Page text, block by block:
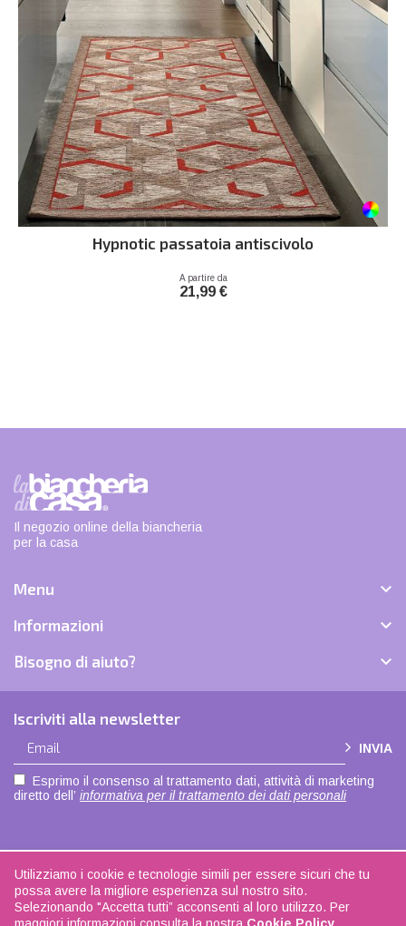
Hypnotic passatoia antiscivolo
A partire da
Prezzo
21,99 €
Il negozio online della biancheria
per la casa
Menu 
Informazioni 
Bisogno di aiuto? 
Iscriviti alla newsletter
INVIA
Esprimo il consenso al trattamento dati, attività di marketing
diretto dell’ informativa per il trattamento dei dati personali
Utilizziamo i cookie e tecnologie simili per essere sicuri che tu
possa avere la migliore esperienza sul nostro sito.
Selezionando "Accetta tutti” acconsenti al loro utilizzo. Per
Copyright © 2021 | Privacy policy|Cookie policy| Made with love byADOK
Seguici suFacebook| La biancheria di casa - P.IVA 04108350168